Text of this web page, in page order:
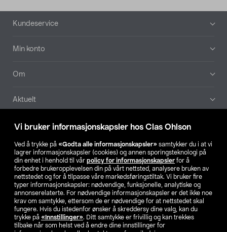
Vi bruker informasjonskapsler hos Clas Ohlson
Ved å trykke på «Godta alle informasjonskapsler» samtykker du i at vi
lagrer informasjonskapsler (cookies) og annen sporingsteknologi på
din enhet i henhold til vår policy for informasjonskapsler for å
forbedre brukeropplevelsen din på vårt nettsted, analysere bruken av
nettstedet og for å tilpasse våre markedsføringstiltak. Vi bruker fire
typer informasjonskapsler: nødvendige, funksjonelle, analytiske og
annonserelaterte. For nødvendige informasjonskapsler er det ikke noe
krav om samtykke, ettersom de er nødvendige for at nettstedet skal
fungere. Hvis du istedenfor ønsker å skreddersy dine valg, kan du
trykke på «Innstillinger». Ditt samtykke er frivillig og kan trekkes
tilbake når som helst ved å endre dine innstillinger for
Bunntekst
Kundeservice
Min konto
Om
Aktuelt
Våre selskaper
Finn din butikk
SE NO FI